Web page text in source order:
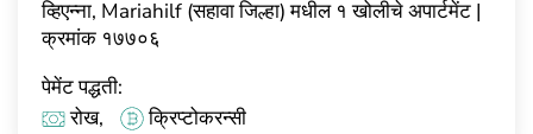
व्हिएन्ना, Mariahilf (सहावा जिल्हा) मधील १ खोलीचे अपार्टमेंट |
क्रमांक १७७०६
पेमेंट पद्धती:
रोख,
क्रिप्टोकरन्सी